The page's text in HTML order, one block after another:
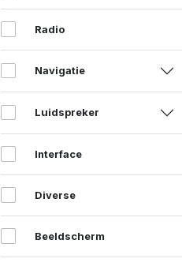
Radio
Navigatie
Luidspreker
Interface
Diverse
Beeldscherm